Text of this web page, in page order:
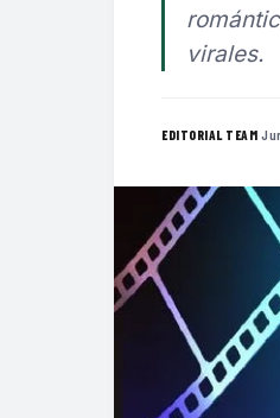
virales.
EDITORIAL TEAM·